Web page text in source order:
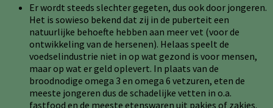
Er wordt steeds slechter gegeten, dus ook door jongeren.
Het is sowieso bekend dat zij in de puberteit een
natuurlijke behoefte hebben aan meer vet (voor de
ontwikkeling van de hersenen). Helaas speelt de
voedselindustrie niet in op wat gezond is voor mensen,
maar op wat er geld oplevert. In plaats van de
broodnodige omega 3 en omega 6 vetzuren, eten de
meeste jongeren dus de schadelijke vetten in o.a.
fastfood en de meeste etenswaren uit pakjes of zakjes.